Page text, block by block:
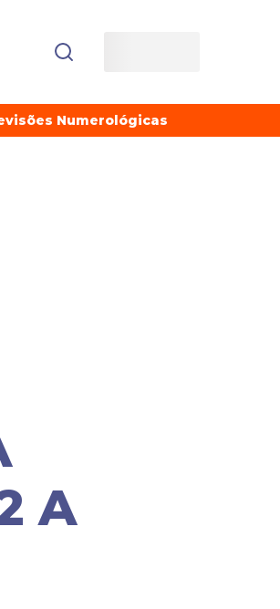
Numerológicas
A